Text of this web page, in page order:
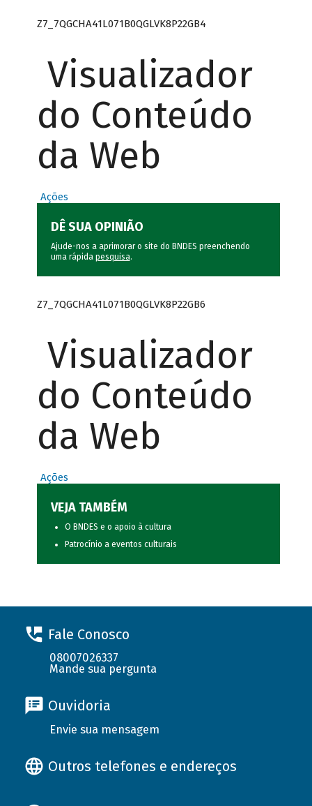
Z7_7QGCHA41L071B0QGLVK8P22GB4
Visualizador
do Conteúdo
da Web
Ações
DÊ SUA OPINIÃO
Ajude-nos a aprimorar o site do BNDES preenchendo
uma rápida pesquisa.
Z7_7QGCHA41L071B0QGLVK8P22GB6
Visualizador
do Conteúdo
da Web
Ações
VEJA TAMBÉM
O BNDES e o apoio à cultura
Patrocínio a eventos culturais
Fale Conosco
08007026337
Mande sua pergunta
Ouvidoria
Envie sua mensagem
Outros telefones e endereços